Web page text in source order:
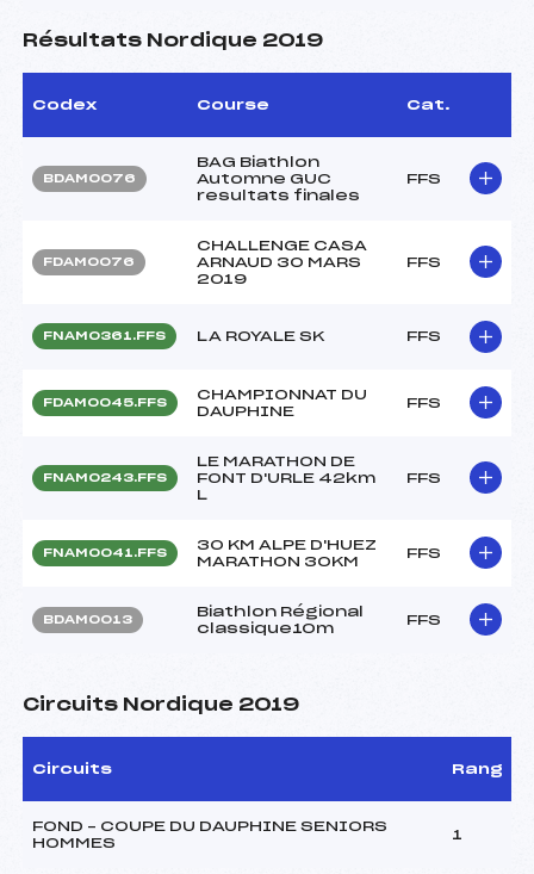
Résultats Nordique 2019
Codex Course Cat.
BDAM0076
BAG Biathlon
Automne GUC
resultats finales
FFS
FDAM0076
CHALLENGE CASA
ARNAUD 30 MARS
2019
FFS
FNAM0361.FFS LA ROYALE SK FFS
FDAM0045.FFS
CHAMPIONNAT DU
DAUPHINE
FFS
FNAM0243.FFS
LE MARATHON DE
FONT D'URLE 42km
L
FFS
FNAM0041.FFS
30 KM ALPE D'HUEZ
MARATHON 30KM
FFS
BDAM0013
Biathlon Régional
classique10m
FFS
Circuits Nordique 2019
Circuits Rang
FOND – COUPE DU DAUPHINE SENIORS
HOMMES
1